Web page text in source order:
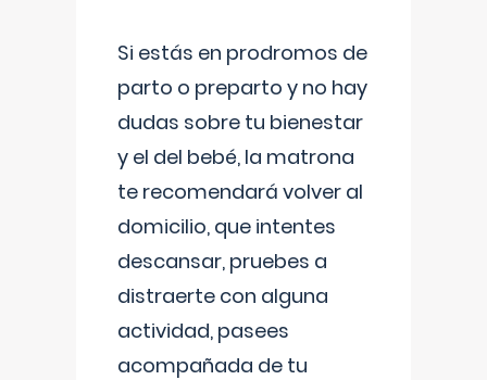
Si estás en prodromos de
parto o preparto y no hay
dudas sobre tu bienestar
y el del bebé, la matrona
te recomendará volver al
domicilio, que intentes
descansar, pruebes a
distraerte con alguna
actividad, pasees
acompañada de tu